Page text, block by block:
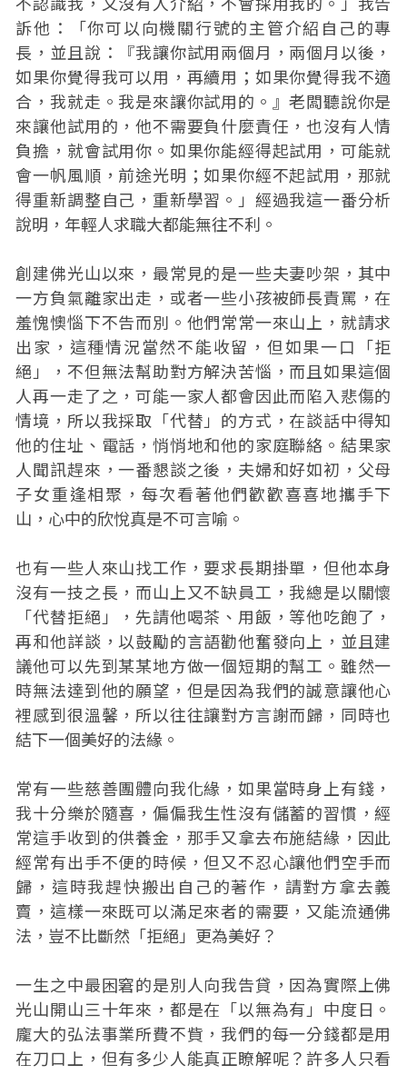
訴他：「你可以向機關行號的主管介紹自己的專
長，並且說：『我讓你試用兩個月，兩個月以後，
如果你覺得我可以用，再續用；如果你覺得我不適
合，我就走。我是來讓你試用的。』老闆聽說你是
來讓他試用的，他不需要負什麼責任，也沒有人情
負擔，就會試用你。如果你能經得起試用，可能就
會一帆風順，前途光明；如果你經不起試用，那就
得重新調整自己，重新學習。」經過我這一番分析
說明，年輕人求職大都能無往不利。
創建佛光山以來，最常見的是一些夫妻吵架，其中
一方負氣離家出走，或者一些小孩被師長責罵，在
羞愧懊惱下不告而別。他們常常一來山上，就請求
出家，這種情況當然不能收留，但如果一口「拒
絕」，不但無法幫助對方解決苦惱，而且如果這個
人再一走了之，可能一家人都會因此而陷入悲傷的
情境，所以我採取「代替」的方式，在談話中得知
他的住址、電話，悄悄地和他的家庭聯絡。結果家
人聞訊趕來，一番懇談之後，夫婦和好如初，父母
子女重逢相聚，每次看著他們歡歡喜喜地攜手下
山，心中的欣悅真是不可言喻。
也有一些人來山找工作，要求長期掛單，但他本身
沒有一技之長，而山上又不缺員工，我總是以關懷
「代替拒絕」，先請他喝茶、用飯，等他吃飽了，
再和他詳談，以鼓勵的言語勸他奮發向上，並且建
議他可以先到某某地方做一個短期的幫工。雖然一
時無法達到他的願望，但是因為我們的誠意讓他心
裡感到很溫馨，所以往往讓對方言謝而歸，同時也
結下一個美好的法緣。
常有一些慈善團體向我化緣，如果當時身上有錢，
我十分樂於隨喜，偏偏我生性沒有儲蓄的習慣，經
常這手收到的供養金，那手又拿去布施結緣，因此
經常有出手不便的時候，但又不忍心讓他們空手而
歸，這時我趕快搬出自己的著作，請對方拿去義
賣，這樣一來既可以滿足來者的需要，又能流通佛
法，豈不比斷然「拒絕」更為美好？
一生之中最困窘的是別人向我告貸，因為實際上佛
光山開山三十年來，都是在「以無為有」中度日。
龐大的弘法事業所費不貲，我們的每一分錢都是用
在刀口上，但有多少人能真正瞭解呢？許多人只看